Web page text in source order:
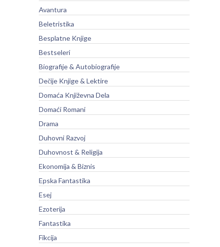
Avantura
Beletristika
Besplatne Knjige
Bestseleri
Biografije & Autobiografije
Dečije Knjige & Lektire
Domaća Književna Dela
Domaći Romani
Drama
Duhovni Razvoj
Duhovnost & Religija
Ekonomija & Biznis
Epska Fantastika
Esej
Ezoterija
Fantastika
Fikcija